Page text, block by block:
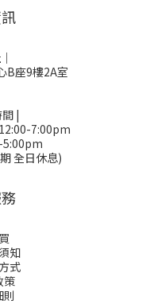
B座9樓2A室
|
7:00pm
5:00pm
全日休息)
知
式
策
則